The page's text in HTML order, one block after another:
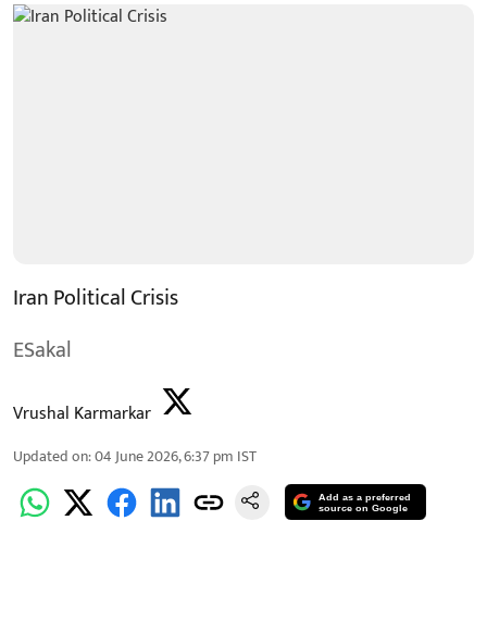
Iran Political Crisis
ESakal
Vrushal Karmarkar
Updated on:04 June 2026, 6:37 pm IST
Add as a preferred
source on Google